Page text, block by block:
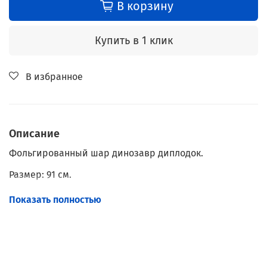
В корзину
Купить в 1 клик
В избранное
Описание
Фольгированный шар динозавр диплодок.
Размер: 91 см.
Наполнение: Гелий.
Показать полностью